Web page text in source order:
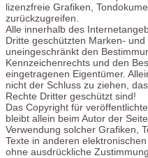
lizenzfreie Grafiken,
zurückzugreifen.
Alle innerhalb des
Dritte geschützten Marken-
uneingeschränkt den
Kennzeichenrechts und den
eingetragenen Eigentümer.
nicht der Schluss zu ziehen,
Rechte Dritter geschützt sind!
Das Copyright für
bleibt allein beim Autor der
Verwendung solcher Grafiken,
Texte in anderen
ohne ausdrückliche